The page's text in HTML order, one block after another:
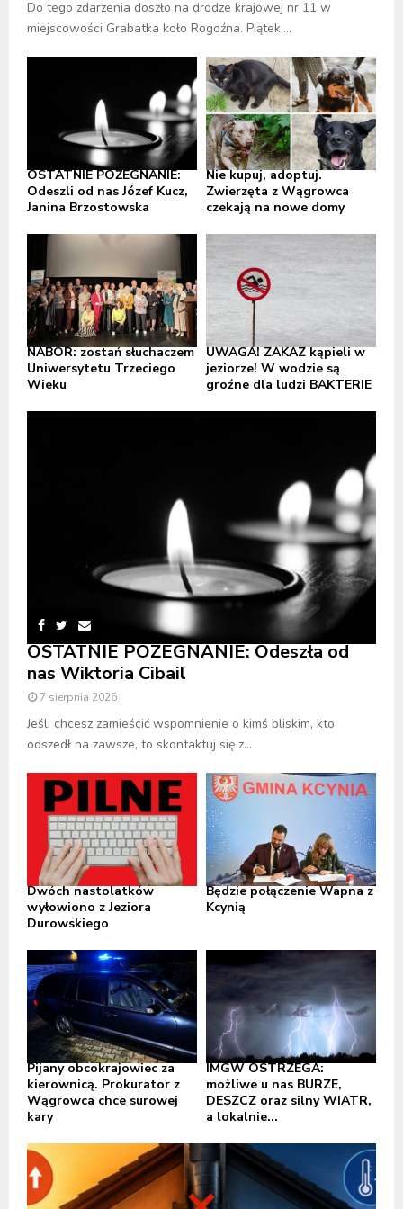
Do tego zdarzenia doszło na drodze krajowej nr 11 w
miejscowości Grabatka koło Rogoźna. Piątek,...
OSTATNIE POŻEGNANIE:
Odeszli od nas Józef Kucz,
Janina Brzostowska
Nie kupuj, adoptuj.
Zwierzęta z Wągrowca
czekają na nowe domy
NABÓR: zostań słuchaczem
Uniwersytetu Trzeciego
Wieku
UWAGA! ZAKAZ kąpieli w
jeziorze! W wodzie są
groźne dla ludzi BAKTERIE
OSTATNIE POŻEGNANIE: Odeszła od
nas Wiktoria Cibail
7 sierpnia 2026
Jeśli chcesz zamieścić wspomnienie o kimś bliskim, kto
odszedł na zawsze, to skontaktuj się z...
Dwóch nastolatków
wyłowiono z Jeziora
Durowskiego
Będzie połączenie Wapna z
Kcynią
Pijany obcokrajowiec za
kierownicą. Prokurator z
Wągrowca chce surowej
kary
IMGW OSTRZEGA:
możliwe u nas BURZE,
DESZCZ oraz silny WIATR,
a lokalnie...